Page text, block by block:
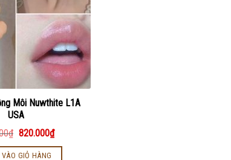
Môi Nuwthite L1A
USA
₫ 820.000₫
GIỎ HÀNG